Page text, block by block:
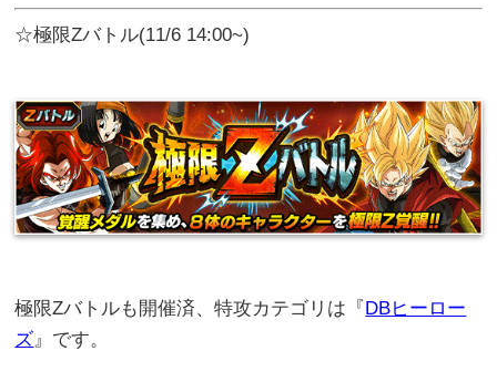
☆極限Zバトル(11/6 14:00~)
極限Zバトルも開催済、特攻カテゴリは『 DBヒーロー
ズ』です。